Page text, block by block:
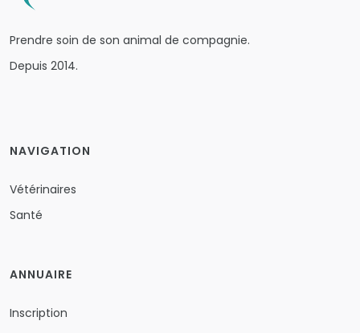
Prendre soin de son animal de compagnie.
Depuis 2014.
NAVIGATION
Vétérinaires
Santé
ANNUAIRE
Inscription